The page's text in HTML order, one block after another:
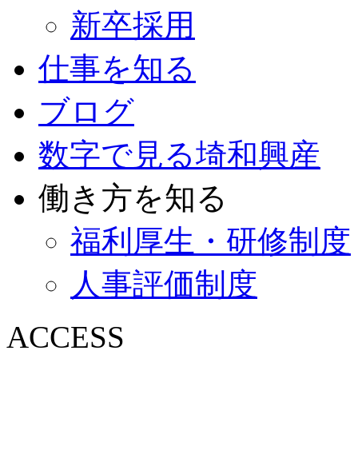
新卒採用
仕事を知る
ブログ
数字で見る埼和興産
働き方を知る
福利厚生・研修制度
人事評価制度
ACCESS